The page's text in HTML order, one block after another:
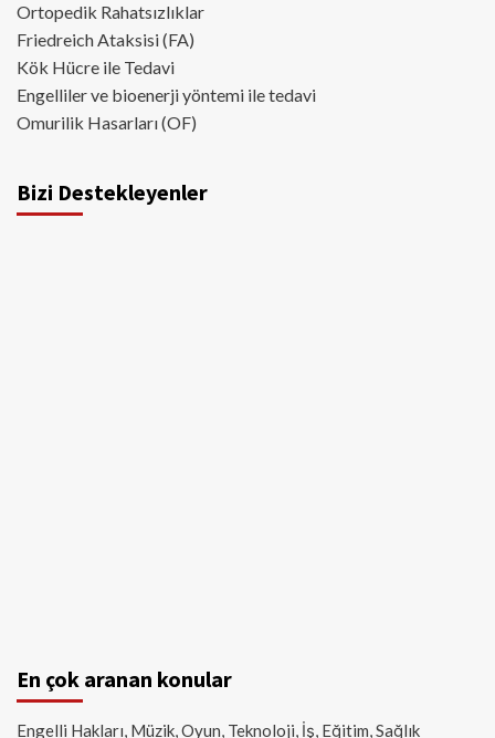
Ortopedik Rahatsızlıklar
Friedreich Ataksisi (FA)
Kök Hücre ile Tedavi
Engelliler ve bioenerji yöntemi ile tedavi
Omurilik Hasarları (OF)
Bizi Destekleyenler
En çok aranan konular
Engelli Hakları, Müzik, Oyun, Teknoloji, İş, Eğitim, Sağlık